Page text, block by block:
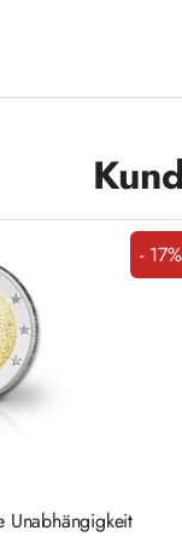
- 17%
Unabhängigkeit